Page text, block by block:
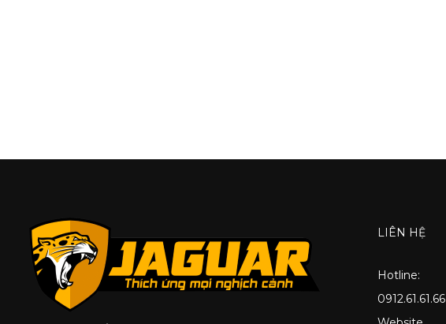
LIÊN HỆ
Hotline:
0912.61.61.66